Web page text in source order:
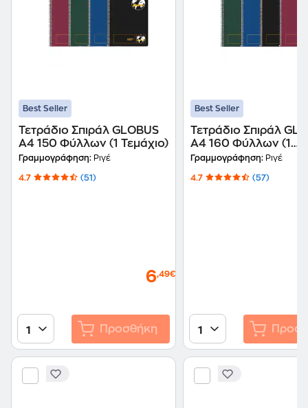
Best Seller
Τετράδιο Σπιράλ GLOBUS
A4 150 Φύλλων (1 Τεμάχιο)
Γραμμογράφηση: Ριγέ
4.7 (51)
6,49€
1 Προσθήκη
Best Seller
Τετράδιο Σπιράλ
A4 160 Φύλλων (1
Τεμάχιο)
Γραμμογράφηση: Ριγέ
4.7 (57)
1